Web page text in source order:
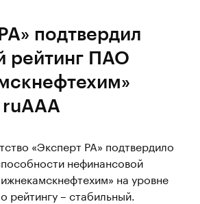
подтвердил
рейтинг ПАО
«Эксперт РА» подтвердило
нефинансовой
на уровне
рейтингу – стабильный.